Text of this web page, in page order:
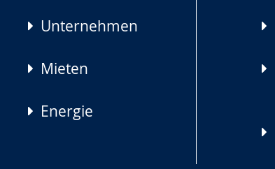
Unternehmen
Mieten
Energie